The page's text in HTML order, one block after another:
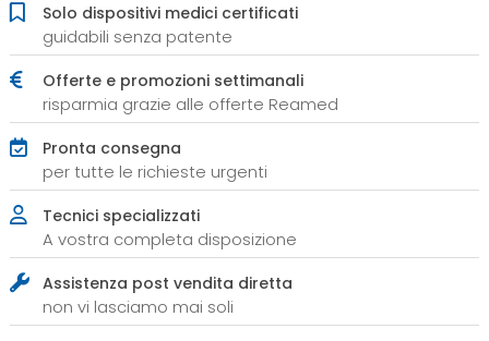
Solo dispositivi medici certificati
guidabili senza patente
Offerte e promozioni settimanali
risparmia grazie alle offerte Reamed
Pronta consegna
per tutte le richieste urgenti
Tecnici specializzati
A vostra completa disposizione
Assistenza post vendita diretta
non vi lasciamo mai soli